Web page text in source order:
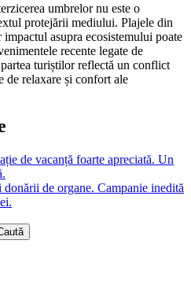
umbrelor nu este o
protejării mediului. Plajele din
asupra ecosistemului poate
recente legate de
turiștilor reflectă un conflict
de relaxare și confort ale
de vacanță foarte apreciată. Un
de organe. Campanie inedită